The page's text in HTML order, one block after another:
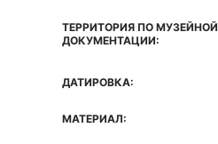
ТЕРРИТОРИЯ ПО МУЗЕЙНОЙ
ДОКУМЕНТАЦИИ:
ДАТИРОВКА:
МАТЕРИАЛ: